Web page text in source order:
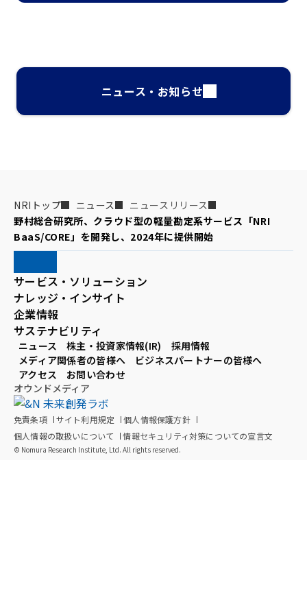
ニュース・お知らせ
NRIトップ ニュース
ニュースリリース
野村総合研究所、クラウド型の軽量勘定系サービス「NRI
BaaS/CORE」を開発し、2024年に提供開始
サービス・ソリューション
ナレッジ・インサイト
企業情報
サステナビリティ
ニュース 株主・投資家情報(IR)
採用情報
メディア関係者の皆様へ
ビジネスパートナーの皆様へ
アクセス
お問い合わせ
オウンドメディア
免責条項 サイト利用規定
個人情報保護方針
個人情報の取扱いについて
情報セキュリティ対策についての宣言文
© Nomura Research Institute, Ltd. All rights reserved.